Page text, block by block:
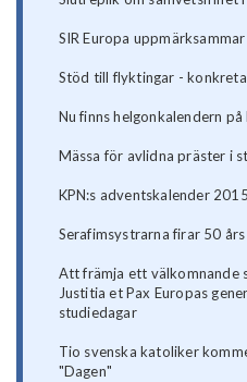
SIR Europa
Stöd till flyktingar -
Nu finns helgonkalendern på
Mässa för avlidna präster i
KPN:s adventskalender
Serafimsystrarna firar 50
Att främja ett välkomnande
Justitia et Pax Europas
studiedagar
Tio svenska katoliker
"Dagen"